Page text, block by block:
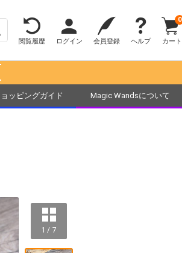
閲覧履歴 ログイン 会員登録 ヘルプ カート
0
ッピングガイド Magic Wandsについて
1 / 7